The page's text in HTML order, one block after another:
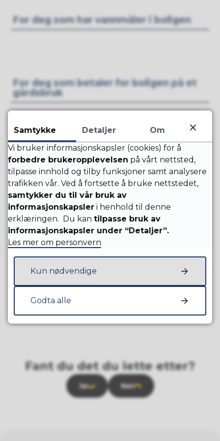
For deg som har vannmåler i boligen
For deg som betaler for boligen på et
gårdsbruk
For deg som betaler for
driftsbygningene på et gårdsbruk
For deg som betaler for næring
Fant du det du lette etter?
Ja Nei
Samtykke Detaljer
Om
Vi bruker informasjonskapsler (cookies) for å
forbedre brukeropplevelsen på vårt nettsted,
tilpasse innhold og tilby funksjoner samt analysere
trafikken vår. Ved å fortsette å bruke nettstedet,
samtykker du til vår bruk av
informasjonskapsler i henhold til denne
erklæringen. Du kan tilpasse bruk av
informasjonskapsler under “Detaljer”.
Les mer om personvern
Kun nødvendige
Godta alle